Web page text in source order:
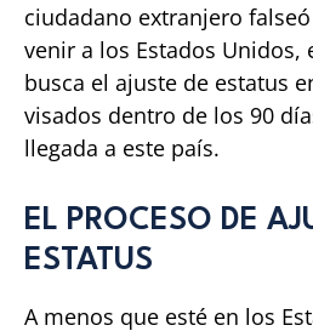
ciudadano extranjero
venir a los Estados Unidos,
busca el ajuste de estatus
visados dentro de los 90
llegada a este país.
EL PROCESO DE
ESTATUS
A menos que esté en los